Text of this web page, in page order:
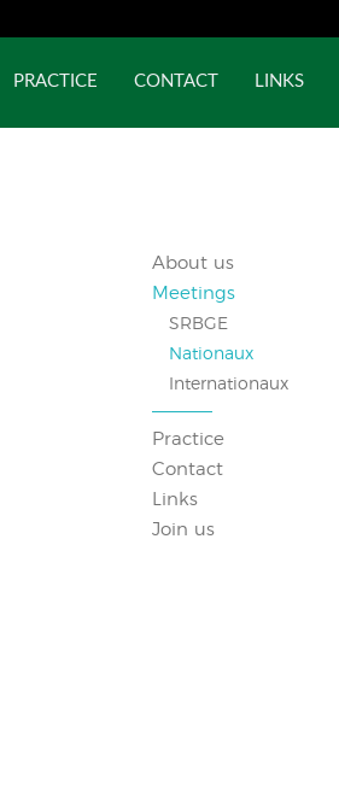
PRACTICE CONTACT LINKS
About us
Meetings
SRBGE
Nationaux
Internationaux
Practice
Contact
Links
Join us